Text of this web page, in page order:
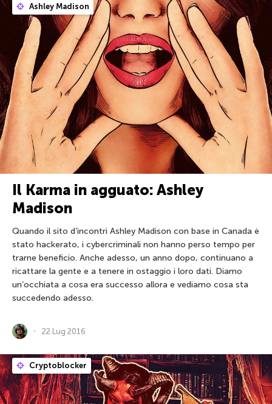
Ashley Madison
Il Karma in agguato: Ashley
Madison
Quando il sito d’incontri Ashley Madison con base in Canada è
stato hackerato, i cybercriminali non hanno perso tempo per
trarne beneficio. Anche adesso, un anno dopo, continuano a
ricattare la gente e a tenere in ostaggio i loro dati. Diamo
un’occhiata a cosa era successo allora e vediamo cosa sta
succedendo adesso.
22 Lug 2016
Cryptoblocker